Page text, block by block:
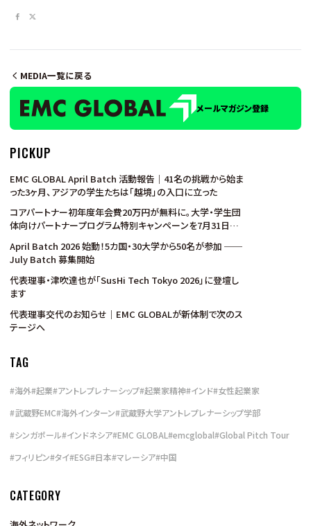
MEDIA一覧に戻る
メールマガジン登録
PICKUP
EMC GLOBAL April Batch 活動報告｜41名の挑戦から始ま
った3ヶ月、アジアの学生たちは「越境」の入口に立った
コアパートナー初年度年会費20万円が無料に。大学・学生団
体向けパートナープログラム特別キャンペーンを7月31日ま
April Batch 2026 始動！5カ国・30大学から50名が参加 ──
July Batch 募集開始
代表理事・津吹達也が「SusHi Tech Tokyo 2026」に登壇し
ます
代表理事交代のお知らせ｜EMC GLOBALが新体制で次のス
テージへ
TAG
#海外#起業#アントレプレナーシップ#起業家精神#インド#女性起業家
#武蔵野EMC#海外インターン#武蔵野大学アントレプレナーシップ学部
#シンガポール#インドネシア#EMC GLOBAL#emcglobal#Global Pitch Tour
#フィリピン#タイ#ESG#日本#マレーシア#中国
CATEGORY